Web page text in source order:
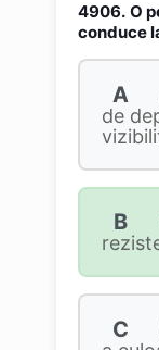
4906. O
conduce
A
de
B
C